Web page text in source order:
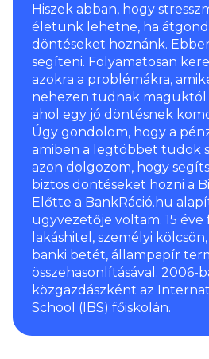
Hiszek abban, hogy
életünk lehetne, ha
döntéseket hoznánk.
segíteni. Folyamatosan
azokra a problémákra,
nehezen tudnak maguktól
ahol egy jó döntésnek
Úgy gondolom, hogy a
amiben a legtöbbet tudok
azon dolgozom, hogy
biztos döntéseket hozni a
Előtte a BankRáció.hu
ügyvezetője voltam. 15
lakáshitel, személyi
banki betét, állampapír
összehasonlításával. 2006-
közgazdászként az
School (IBS) főiskolán.